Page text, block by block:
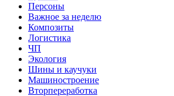
Персоны
Важное за неделю
Композиты
Логистика
ЧП
Экология
Шины и каучуки
Машиностроение
Вторпереработка